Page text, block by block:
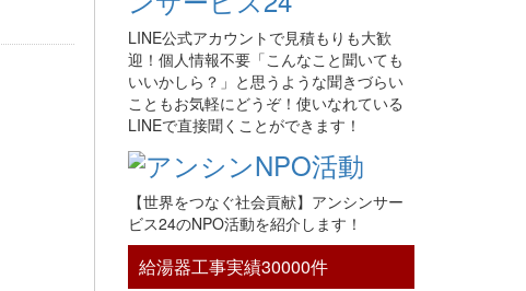
LINE公式アカウントで見積もりも大歓
迎！個人情報不要「こんなこと聞いても
いいかしら？」と思うような聞きづらい
こともお気軽にどうぞ！使いなれている
LINEで直接聞くことができます！
【世界をつなぐ社会貢献】アンシンサー
ビス24のNPO活動を紹介します！
給湯器工事実績30000件